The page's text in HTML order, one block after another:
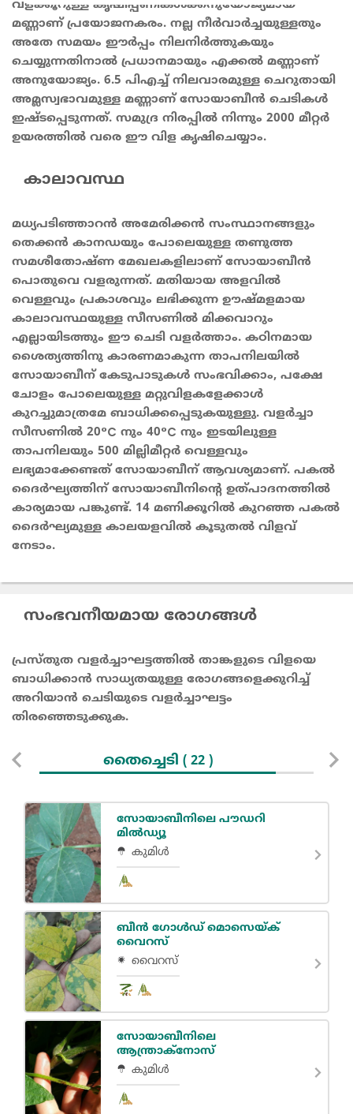
വളക്കൂറുള്ള കൃഷിപ്പണികൾക്കനുയോജ്യമായ
മണ്ണാണ് പ്രയോജനകരം. നല്ല നീർവാർച്ചയുള്ളതും
അതേ സമയം ഈർപ്പം നിലനിർത്തുകയും
ചെയ്യുന്നതിനാൽ പ്രധാനമായും എക്കൽ മണ്ണാണ്
അനുയോജ്യം. 6.5 പിഎച്ച് നിലവാരമുള്ള ചെറുതായി
അമ്ലസ്വഭാവമുള്ള മണ്ണാണ് സോയാബീൻ ചെടികൾ
ഇഷ്ടപ്പെടുന്നത്. സമുദ്ര നിരപ്പിൽ നിന്നും 2000 മീറ്റർ
ഉയരത്തിൽ വരെ ഈ വിള കൃഷിചെയ്യാം.
കാലാവസ്ഥ
മധ്യപടിഞ്ഞാറൻ അമേരിക്കൻ സംസ്ഥാനങ്ങളും
തെക്കൻ കാനഡയും പോലെയുള്ള തണുത്ത
സമശീതോഷ്ണ മേഖലകളിലാണ് സോയാബീൻ
പൊതുവെ വളരുന്നത്. മതിയായ അളവിൽ
വെള്ളവും പ്രകാശവും ലഭിക്കുന്ന ഊഷ്മളമായ
കാലാവസ്ഥയുള്ള സീസണിൽ മിക്കവാറും
എല്ലായിടത്തും ഈ ചെടി വളർത്താം. കഠിനമായ
ശൈത്യത്തിനു കാരണമാകുന്ന താപനിലയിൽ
സോയാബീന് കേടുപാടുകൾ സംഭവിക്കാം, പക്ഷേ
ചോളം പോലെയുള്ള മറ്റുവിളകളേക്കാൾ
കുറച്ചുമാത്രമേ ബാധിക്കപ്പെടുകയുള്ളു. വളർച്ചാ
സീസണിൽ 20°C നും 40°C നും ഇടയിലുള്ള
താപനിലയും 500 മില്ലിമീറ്റർ വെള്ളവും
ലഭ്യമാക്കേണ്ടത് സോയാബീന് ആവശ്യമാണ്. പകല്‍
ദൈർഘ്യത്തിന് സോയാബീനിന്‍റെ ഉത്പാദനത്തിൽ
കാര്യമായ പങ്കുണ്ട്. 14 മണിക്കൂറിൽ കുറഞ്ഞ പകൽ
ദൈർഘ്യമുള്ള കാലയളവിൽ കൂടുതൽ വിളവ്
നേടാം.
സംഭവനീയമായ രോഗങ്ങൾ
പ്രസ്തുത വളർച്ചാഘട്ടത്തിൽ താങ്കളുടെ വിളയെ
ബാധിക്കാൻ സാധ്യതയുള്ള രോഗങ്ങളെക്കുറിച്ച്
അറിയാൻ ചെടിയുടെ വളർച്ചാഘട്ടം
തിരഞ്ഞെടുക്കുക.
തൈച്ചെടി ( 22 )
സോയാബീനിലെ പൗഡറി
മിൽഡ്യൂ
കുമിൾ
ബീൻ ഗോൾഡ് മൊസെയ്ക്
വൈറസ്
വൈറസ്
സോയാബീനിലെ
ആന്ത്രാക്നോസ്
കുമിൾ